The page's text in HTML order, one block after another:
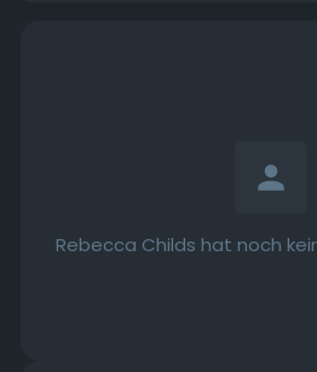
Rebecca Childs hat noch